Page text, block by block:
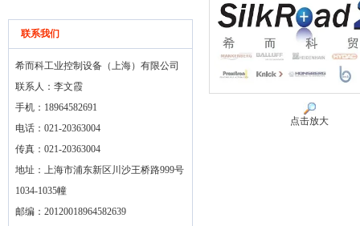
联系我们
希而科工业控制设备（上海）有限公司
联系人：李文霞
手机：18964582691
电话：021-20363004
传真：021-20363004
地址：上海市浦东新区川沙王桥路999号
1034-1035幢
邮编：20120018964582639
点击放大